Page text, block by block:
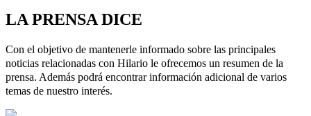
LA PRENSA DICE
Con el objetivo de mantenerle informado sobre las principales
noticias relacionadas con Hilario le ofrecemos un resumen de la
prensa. Además podrá encontrar información adicional de varios
temas de nuestro interés.